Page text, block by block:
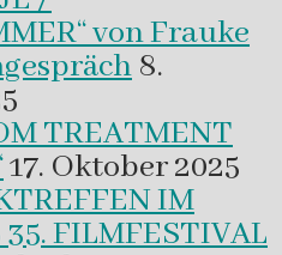
von Frauke
8.
TREATMENT
17. Oktober 2025
IM
FILMFESTIVAL